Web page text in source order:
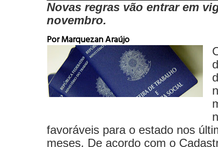
Novas regras vão entrar em
novembro.
Por Marquezan Araújo
favoráveis para o estado nos
meses. De acordo com o